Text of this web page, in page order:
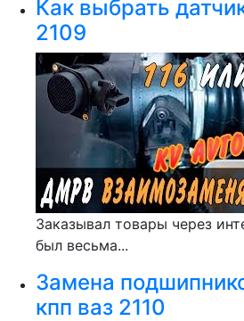
Как выбрать
2109
Заказывал товары через
был весьма...
Замена
кпп ваз 2110